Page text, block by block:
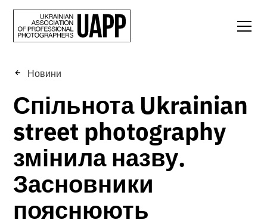
Новини
Спільнота Ukrainian
street photography
змінила назву.
Засновники
пояснюють